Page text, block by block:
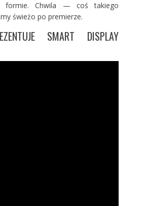
formie. Chwila — coś takiego
świeżo po premierze.
SMART DISPLAY